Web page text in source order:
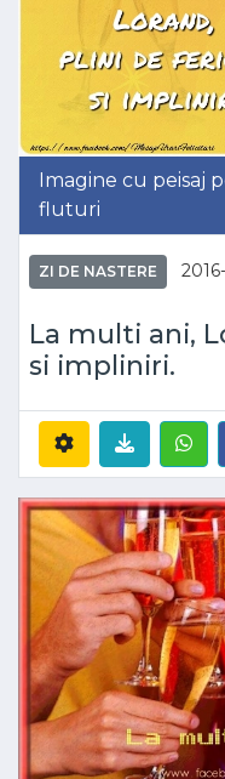
Imagine cu peisaj
fluturi
ZI DE NASTERE
La multi ani,
si impliniri.